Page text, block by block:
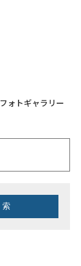
フォトギャラリー